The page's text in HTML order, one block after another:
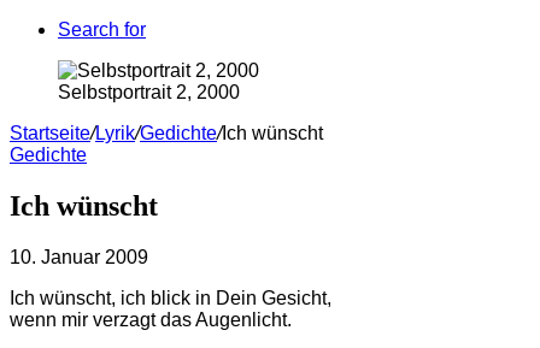
Search for
Selbstportrait 2, 2000
Startseite/Lyrik/Gedichte/Ich wünscht
Gedichte
Ich wünscht
10. Januar 2009
Ich wünscht, ich blick in Dein Gesicht,
wenn mir verzagt das Augenlicht.